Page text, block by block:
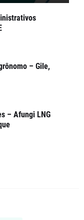
– Gile,
– Afungi LNG